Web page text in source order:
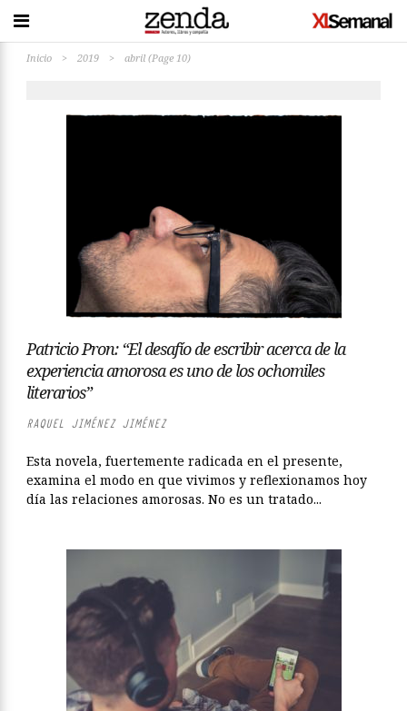
Inicio > 2019 > abril (Page 10)
Patricio Pron: “El desafío de escribir acerca de la
experiencia amorosa es uno de los ochomiles
literarios”
RAQUEL JIMÉNEZ JIMÉNEZ
Esta novela, fuertemente radicada en el presente,
examina el modo en que vivimos y reflexionamos hoy
día las relaciones amorosas. No es un tratado...